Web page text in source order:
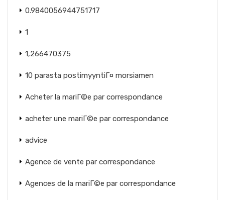
0.9840056944751717
1
1,266470375
10 parasta postimyyntiГ¤ morsiamen
Acheter la mariГ©e par correspondance
acheter une mariГ©e par correspondance
advice
Agence de vente par correspondance
Agences de la mariГ©e par correspondance